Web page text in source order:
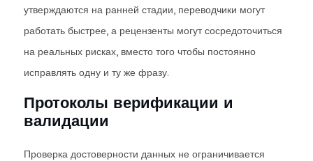
утверждаются на ранней стадии, переводчики могут
работать быстрее, а рецензенты могут сосредоточиться
на реальных рисках, вместо того чтобы постоянно
исправлять одну и ту же фразу.
Протоколы верификации и
валидации
Проверка достоверности данных не ограничивается